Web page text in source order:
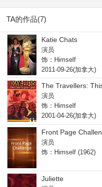
TA的作品(7)
Katie Chats
演员
饰：Himself
2011-09-26(加拿大)
The Travellers:
演员
饰：Himself
2001-04-26(加拿大)
Front Page
演员
饰：Himself (1962)
Juliette